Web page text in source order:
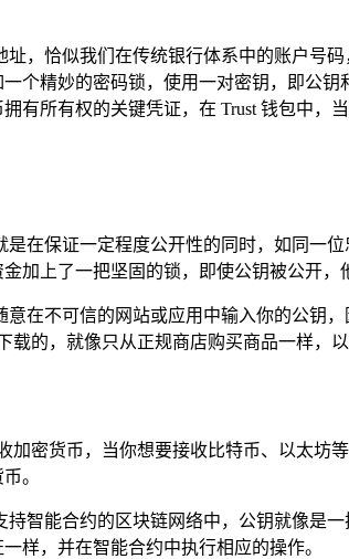
，恰似我们在传统银行体系中的账户号
个精妙的密码锁，使用一对密钥，即公
有所有权的关键凭证，在 Trust 钱包中
在保证一定程度公开性的同时，如同一
加上了一把坚固的锁，即使公钥被公开，
在不可信的网站或应用中输入你的公钥
的，就像只从正规商店购买商品一样，
加密货币，当你想要接收比特币、以太
。
智能合约的区块链网络中，公钥就像是
样，并在智能合约中执行相应的操作。